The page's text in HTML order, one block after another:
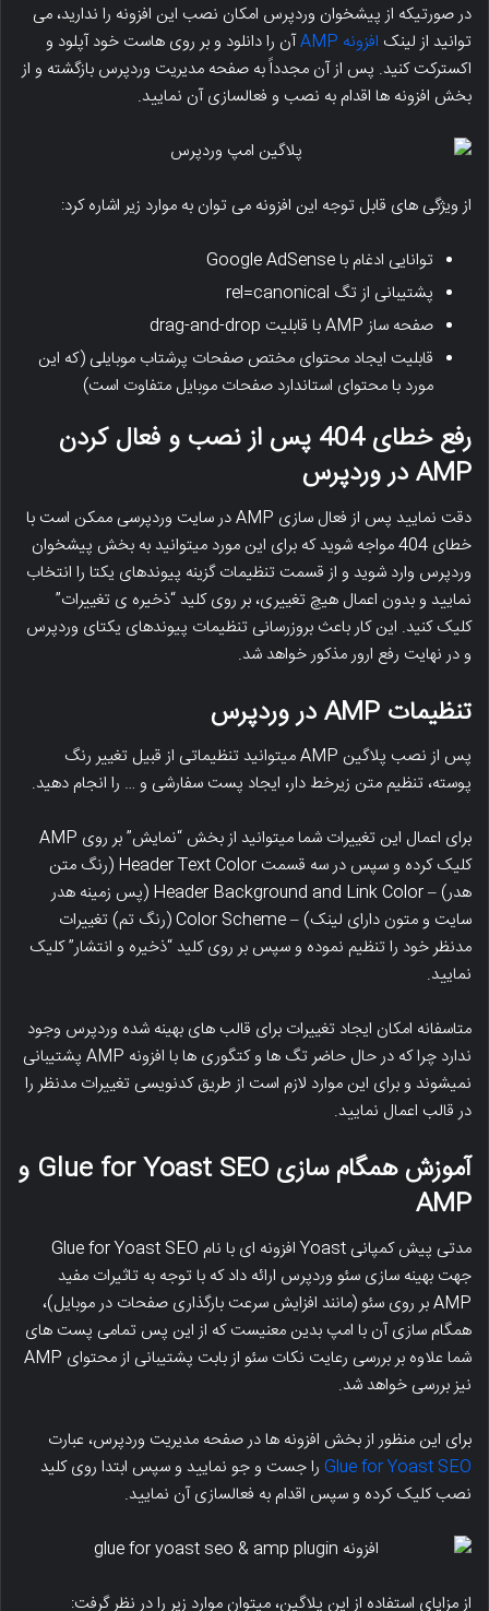
در صورتیکه از پیشخوان وردپرس امکان نصب این افزونه را ندارید، می
توانید از لینک افزونه AMP
آن را دانلود و بر روی هاست خود آپلود و
اکسترکت کنید. پس از آن مجدداً به صفحه مدیریت وردپرس بازگشته و از
بخش افزونه ها اقدام به نصب و فعالسازی آن نمایید.
از ویژگی های قابل توجه این افزونه می توان به موارد زیر اشاره کرد:
توانایی ادغام با Google AdSense
پشتیبانی از تگ rel=canonical
صفحه ساز AMP با قابلیت drag-and-drop
قابلیت ایجاد محتوای مختص صفحات پرشتاب موبایلی (که این
مورد با محتوای استاندارد صفحات موبایل متفاوت است)
رفع خطای 404 پس از نصب و فعال کردن
AMP در وردپرس
دقت نمایید پس از فعال سازی AMP در سایت وردپرسی ممکن است با
خطای 404 مواجه شوید که برای این مورد میتوانید به بخش پیشخوان
وردپرس وارد شوید و از قسمت تنظیمات گزینه پیوندهای یکتا را انتخاب
نمایید و بدون اعمال هیچ تغییری، بر روی کلید “ذخیره ی تغییرات”
کلیک کنید. این کار باعث بروزرسانی تنظیمات پیوندهای یکتای وردپرس
و در نهایت رفع ارور مذکور خواهد شد.
تنظیمات AMPدر وردپرس
پس از نصب پلاگین AMP میتوانید تنظیماتی از قبیل تغییر رنگ
پوسته، تنظیم متن زیرخط دار، ایجاد پست سفارشی و … را انجام دهید.
برای اعمال این تغییرات شما میتوانید از بخش “نمایش” بر روی AMP
کلیک کرده و سپس در سه قسمت Header Text Color (رنگ متن
هدر) – Header Background and Link Color (پس زمینه هدر
سایت و متون دارای لینک) – Color Scheme (رنگ تم) تغییرات
مدنظر خود را تنظیم نموده و سپس بر روی کلید “ذخیره و انتشار” کلیک
نمایید.
متاسفانه امکان ایجاد تغییرات برای قالب های بهینه شده وردپرس وجود
ندارد چرا که در حال حاضر تگ ها و کتگوری ها با افزونه AMP پشتیبانی
نمیشوند و برای این موارد لازم است از طریق کدنویسی تغییرات مدنظر را
در قالب اعمال نمایید.
آموزش همگام سازی Glue for Yoast SEO و
AMP
مدتی پیش کمپانی Yoast افزونه ای با نام Glue for Yoast SEO
جهت بهینه سازی سئو وردپرس ارائه داد که با توجه به تاثیرات مفید
AMP بر روی سئو (مانند افزایش سرعت بارگذاری صفحات در موبایل)،
همگام سازی آن با امپ بدین معنیست که از این پس تمامی پست های
شما علاوه بر بررسی رعایت نکات سئو از بابت پشتیبانی از محتوای AMP
نیز بررسی خواهد شد.
برای این منظور از بخش افزونه ها در صفحه مدیریت وردپرس، عبارت
Glue for Yoast SEO را جست و جو نمایید و سپس ابتدا روی کلید
نصب کلیک کرده و سپس اقدام به فعالسازی آن نمایید.
از مزایای استفاده از این پلاگین، میتوان موارد زیر را در نظر گرفت: